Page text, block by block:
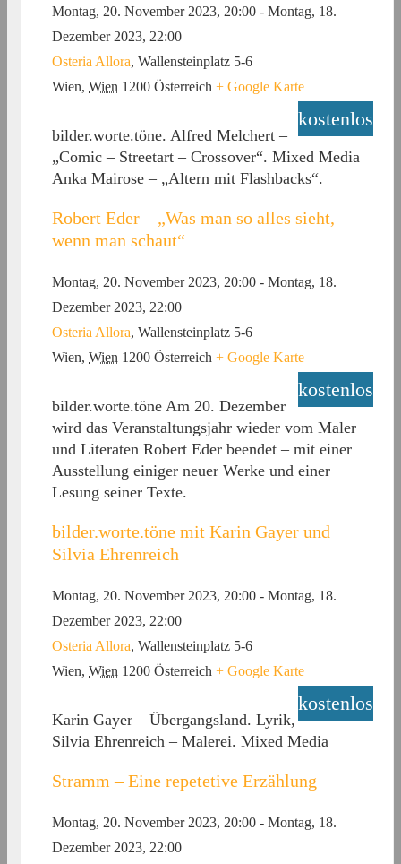
Montag, 20. November 2023, 20:00 - Montag, 18.
Dezember 2023, 22:00
Osteria Allora, Wallensteinplatz 5-6
Wien, Wien 1200 Österreich + Google Karte
kostenlos
bilder.worte.töne. Alfred Melchert –
„Comic – Streetart – Crossover“. Mixed Media
Anka Mairose – „Altern mit Flashbacks“.
Robert Eder – „Was man so alles sieht,
wenn man schaut“
Montag, 20. November 2023, 20:00 - Montag, 18.
Dezember 2023, 22:00
Osteria Allora, Wallensteinplatz 5-6
Wien, Wien 1200 Österreich + Google Karte
kostenlos
bilder.worte.töne Am 20. Dezember
wird das Veranstaltungsjahr wieder vom Maler
und Literaten Robert Eder beendet – mit einer
Ausstellung einiger neuer Werke und einer
Lesung seiner Texte.
bilder.worte.töne mit Karin Gayer und
Silvia Ehrenreich
Montag, 20. November 2023, 20:00 - Montag, 18.
Dezember 2023, 22:00
Osteria Allora, Wallensteinplatz 5-6
Wien, Wien 1200 Österreich + Google Karte
kostenlos
Karin Gayer – Übergangsland. Lyrik,
Silvia Ehrenreich – Malerei. Mixed Media
Stramm – Eine repetetive Erzählung
Montag, 20. November 2023, 20:00 - Montag, 18.
Dezember 2023, 22:00